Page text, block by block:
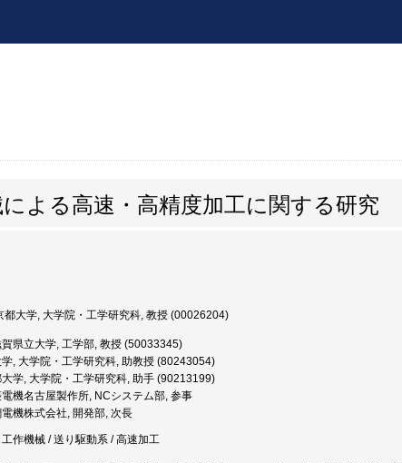
よる高速・高精度加工に関する研究
都大学, 大学院・工学研究科, 教授 (00026204)
県立大学, 工学部, 教授 (50033345)
, 大学院・工学研究科, 助教授 (80243054)
学, 大学院・工学研究科, 助手 (90213199)
機名古屋製作所, NCシステム部, 参事
機株式会社, 開発部, 次長
作機械 / 送り駆動系 / 高速加工